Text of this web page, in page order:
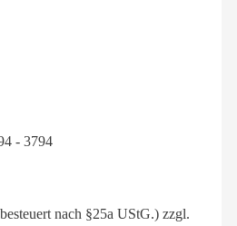
- 3794
nach §25a UStG.) zzgl.